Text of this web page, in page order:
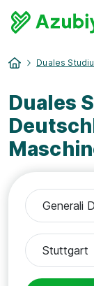
Duales
Duales